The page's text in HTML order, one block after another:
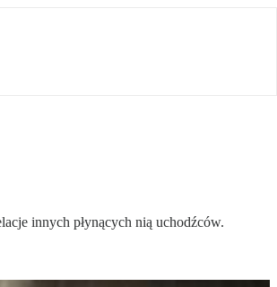
innych płynących nią uchodźców.